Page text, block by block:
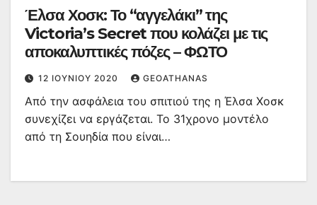
Έλσα Χοσκ: Το “αγγελάκι” της
Victoria’s Secret που κολάζει με τις
αποκαλυπτικές πόζες – ΦΩΤΟ
12 ΙΟΥΝΊΟΥ 2020 GEOATHANAS
Από την ασφάλεια του σπιτιού της η Έλσα Χοσκ
συνεχίζει να εργάζεται. Το 31χρονο μοντέλο
από τη Σουηδία που είναι…